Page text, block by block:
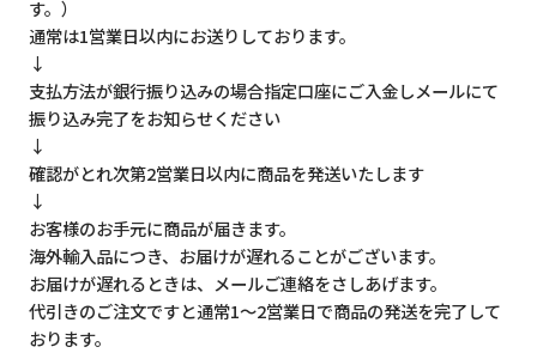
す。）
通常は1営業日以内にお送りしております。
↓
支払方法が銀行振り込みの場合指定口座にご入金しメールにて
振り込み完了をお知らせください
↓
確認がとれ次第2営業日以内に商品を発送いたします
↓
お客様のお手元に商品が届きます。
海外輸入品につき、お届けが遅れることがございます。
お届けが遅れるときは、メールご連絡をさしあげます。
代引きのご注文ですと通常1～2営業日で商品の発送を完了して
おります。